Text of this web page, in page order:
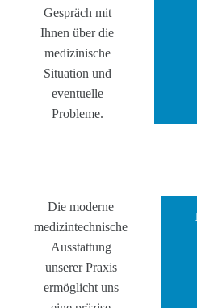
Gespräch mit
Ihnen über die
medizinische
Situation und
eventuelle
Probleme.
Die moderne
medizintechnische
Ausstattung
unserer Praxis
ermöglicht uns